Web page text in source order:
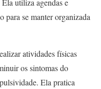
utiliza agendas e
para se manter organizada
atividades físicas
os sintomas do
Ela pratica